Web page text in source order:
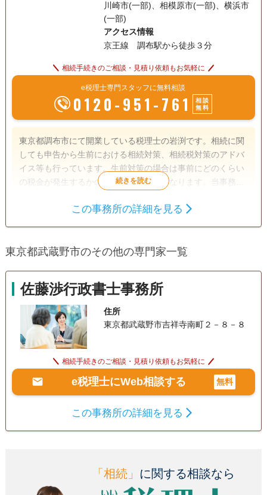
川崎市(一部)、相模原市(一部)、横浜市
(一部)
アクセス情報
京王線 調布駅から徒歩３分
相続手続きのご相談・見積り依頼もお気軽に
e税理士専門スタッフに無料相談
0120-951-761
相談
無料
東京都調布市にて開業している税理士の岩渕です。相続に関
しても申告から生前における相続対策、相続税対策のアドバ
イス等も行っています。生前対策の場合は事前にどのくらい
の税金が発生するかの事前把握が大切になります。当事務所
で現状把握がしたい等ご相談がありましたら是非一度お問い
相続手続き
電話相談可 訪問可 土日相談可 初回相談無料
オンライン面談可 事務所面談可
この事務所の詳細を見る
東京都武蔵野市のその他の専門家一覧
佐藤渉行政書士事務所
住所
東京都武蔵野市吉祥寺南町２－８－８
相続手続きのご相談・見積り依頼もお気軽に
e税理士にWeb相談する 無料
この事務所の詳細を見る
「相続」 に関する相談なら